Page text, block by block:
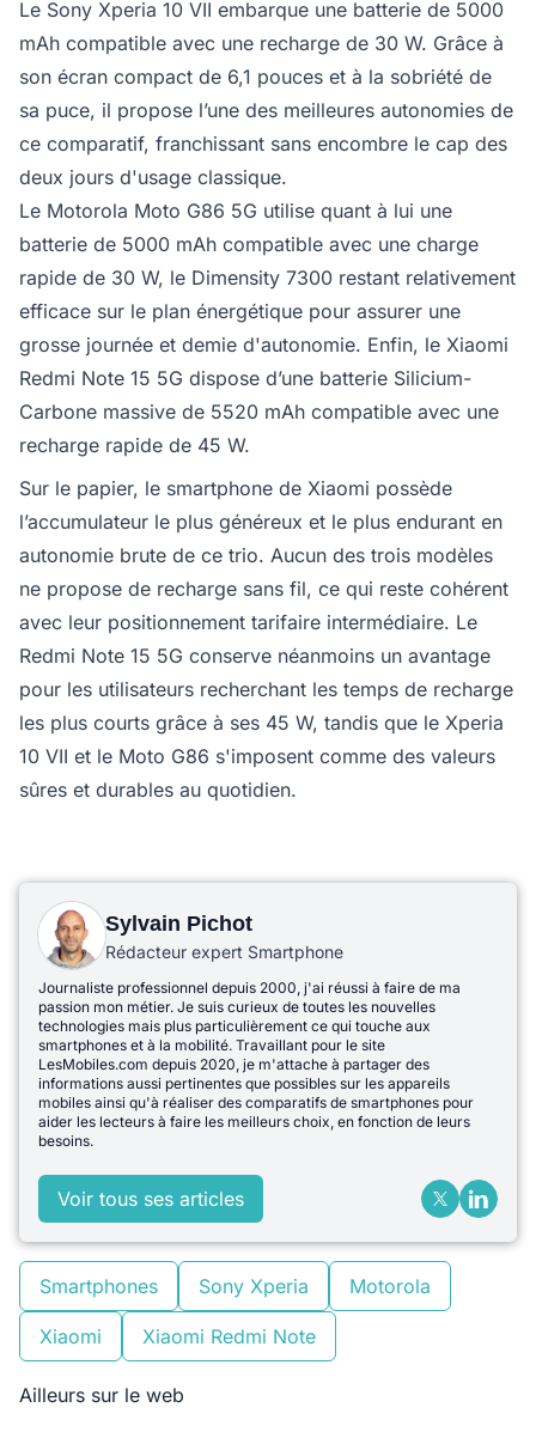
Le Sony Xperia 10 VII embarque une batterie de 5000
mAh compatible avec une recharge de 30 W. Grâce à
son écran compact de 6,1 pouces et à la sobriété de
sa puce, il propose l’une des meilleures autonomies de
ce comparatif, franchissant sans encombre le cap des
deux jours d'usage classique.
Le Motorola Moto G86 5G utilise quant à lui une
batterie de 5000 mAh compatible avec une charge
rapide de 30 W, le Dimensity 7300 restant relativement
efficace sur le plan énergétique pour assurer une
grosse journée et demie d'autonomie. Enfin, le Xiaomi
Redmi Note 15 5G dispose d’une batterie Silicium-
Carbone massive de 5520 mAh compatible avec une
recharge rapide de 45 W.
Sur le papier, le smartphone de Xiaomi possède
l’accumulateur le plus généreux et le plus endurant en
autonomie brute de ce trio. Aucun des trois modèles
ne propose de recharge sans fil, ce qui reste cohérent
avec leur positionnement tarifaire intermédiaire. Le
Redmi Note 15 5G conserve néanmoins un avantage
pour les utilisateurs recherchant les temps de recharge
les plus courts grâce à ses 45 W, tandis que le Xperia
10 VII et le Moto G86 s'imposent comme des valeurs
sûres et durables au quotidien.
Sylvain Pichot
Rédacteur expert Smartphone
Journaliste professionnel depuis 2000, j'ai réussi à faire de ma
passion mon métier. Je suis curieux de toutes les nouvelles
technologies mais plus particulièrement ce qui touche aux
smartphones et à la mobilité. Travaillant pour le site
LesMobiles.com depuis 2020, je m'attache à partager des
informations aussi pertinentes que possibles sur les appareils
mobiles ainsi qu'à réaliser des comparatifs de smartphones pour
aider les lecteurs à faire les meilleurs choix, en fonction de leurs
besoins.
Voir tous ses articles
Smartphones Sony Xperia Motorola
Xiaomi Xiaomi Redmi Note
Ailleurs sur le web